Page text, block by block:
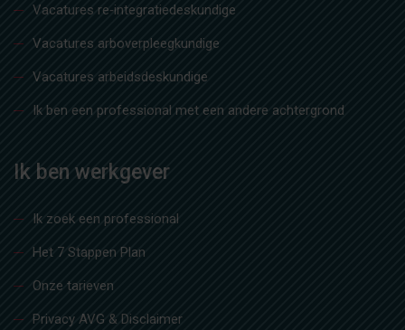
Vacatures re‑integratiedeskundige
Vacatures arboverpleegkundige
Vacatures arbeidsdeskundige
Ik ben een professional met een andere achtergrond
Ik ben werkgever
Ik zoek een professional
Het 7 Stappen Plan
Onze tarieven
Privacy AVG & Disclaimer